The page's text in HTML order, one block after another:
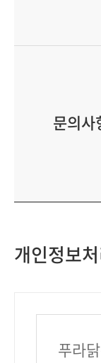
문의사
개인정보
푸라